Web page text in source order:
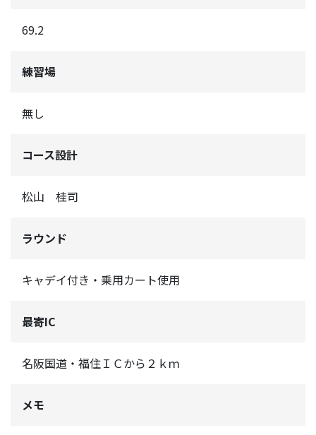
69.2
練習場
無し
コース設計
松山 桂司
ラウンド
キャデイ付き・乗用カート使用
最寄IC
名阪国道・福住ＩＣから２ｋｍ
メモ